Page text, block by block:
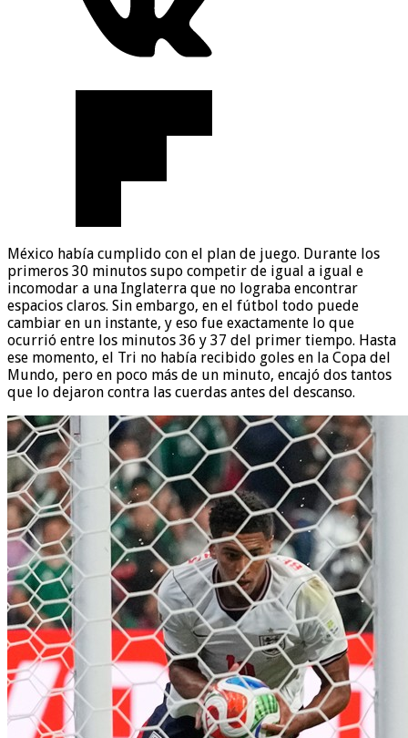
México había cumplido con el plan de juego. Durante los
primeros 30 minutos supo competir de igual a igual e
incomodar a una Inglaterra que no lograba encontrar
espacios claros. Sin embargo, en el fútbol todo puede
cambiar en un instante, y eso fue exactamente lo que
ocurrió entre los minutos 36 y 37 del primer tiempo. Hasta
ese momento, el Tri no había recibido goles en la Copa del
Mundo, pero en poco más de un minuto, encajó dos tantos
que lo dejaron contra las cuerdas antes del descanso.